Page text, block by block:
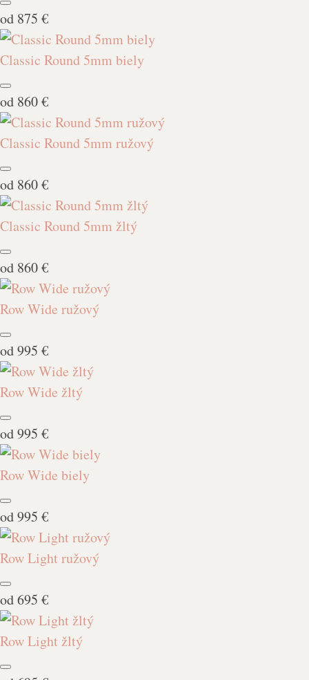
od 875 €
Classic Round 5mm biely
od 860 €
Classic Round 5mm ružový
od 860 €
Classic Round 5mm žltý
od 860 €
Row Wide ružový
od995 €
Row Wide žltý
od995 €
Row Wide biely
od995 €
Row Light ružový
od695 €
Row Light žltý